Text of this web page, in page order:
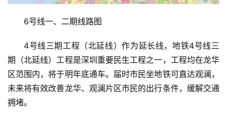
6号线一、二期线路图
4号线三期工程（北延线）作为延长线，地铁4号线三
期（北延线）工程是深圳重要民生工程之一，工程均在龙华
区范围内，将于明年底通车。届时市民坐地铁可直达观澜，
未来将有效改善龙华、观澜片区市民的出行条件，缓解交通
拥堵。